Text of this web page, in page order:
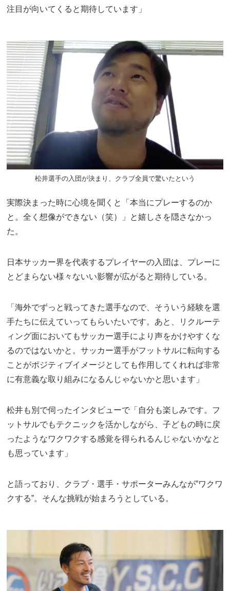
注目が向いてくると期待しています」
松井選手の入団が決まり、クラブ全員で驚いたという
実際決まった時に心境を聞くと「本当にプレーするのか
と。全く想像ができない（笑）」と嬉しさを隠さなかっ
た。
日本サッカー界を代表するプレイヤーの入団は、プレーに
とどまらない様々ないい影響が広がると期待している。
「海外でずっと戦ってきた選手なので、そういう経験を選
手たちに伝えていってもらいたいです。あと、リクルーテ
ィング面においてもサッカー選手により声をかけやすくな
るのではないかと。サッカー選手がフットサルに転向する
ことがポジティブイメージとしても作用してくれれば非常
に有意義な取り組みになるんじゃないかと思います」
松井も別で伺ったインタビューで「自分も楽しみです。フ
ットサルでもテクニックを活かしながら、子どもの時に戻
ったようなワクワクする感覚を得られるんじゃないかなと
も思っています」
と語っており、クラブ・選手・サポーターみんなが”ワクワ
クする”。そんな挑戦が始まろうとしている。